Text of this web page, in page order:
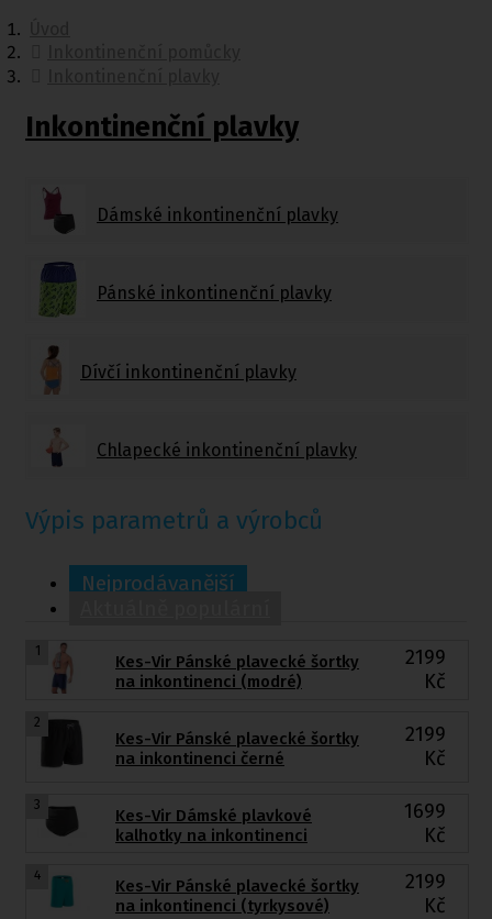
Inkontinenční plavky
Dámské inkontinenční plavky
Pánské inkontinenční plavky
Dívčí inkontinenční plavky
Chlapecké inkontinenční plavky
Výpis parametrů a výrobců
Nejprodávanější
1
Kes-Vir Pánské plavecké šortky
na inkontinenci (modré)
2199
Kč
2
Kes-Vir Pánské plavecké šortky
na inkontinenci černé
2199
Kč
3
Kes-Vir Dámské plavkové
kalhotky na inkontinenci
1699
Kč
4
Kes-Vir Pánské plavecké šortky
na inkontinenci (tyrkysové)
2199
Kč